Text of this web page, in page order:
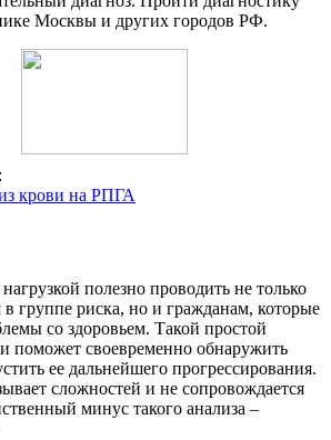
Москвы и других городов РФ.
крови на РПГА
полезно проводить не только
группе риска, но и гражданам, которые
со здоровьем. Такой простой
поможет своевременно обнаружить
ее дальнейшего прогрессирования.
сложностей и не сопровождается
минус такого анализа –